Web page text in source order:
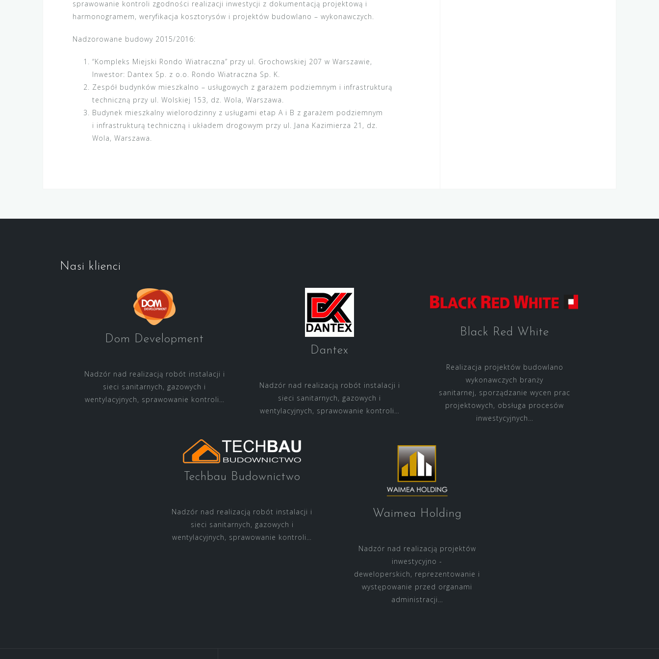
sprawowanie kontroli zgodności realizacji inwestycji z dokumentacją projektową i
harmonogramem, weryfikacja kosztorysów i projektów budowlano – wykonawczych.
Nadzorowane budowy 2015/2016:
“Kompleks Miejski Rondo Wiatraczna” przy ul. Grochowskiej 207 w Warszawie,
Inwestor: Dantex Sp. z o.o. Rondo Wiatraczna Sp. K.
Zespół budynków mieszkalno – usługowych z garażem podziemnym i infrastrukturą
techniczną przy ul. Wolskiej 153, dz. Wola, Warszawa.
Budynek mieszkalny wielorodzinny z usługami etap A i B z garażem podziemnym
i infrastrukturą techniczną i układem drogowym przy ul. Jana Kazimierza 21, dz.
Wola, Warszawa.
Nasi klienci
Dom Development
Nadzór nad realizacją robót instalacji i
sieci sanitarnych, gazowych i
wentylacyjnych, sprawowanie kontroli…
Dantex
Nadzór nad realizacją robót instalacji i
sieci sanitarnych, gazowych i
wentylacyjnych, sprawowanie kontroli…
Black Red White
Realizacja projektów budowlano
wykonawczych branży
sanitarnej, sporządzanie wycen prac
projektowych, obsługa procesów
inwestycyjnych…
Techbau Budownictwo
Nadzór nad realizacją robót instalacji i
sieci sanitarnych, gazowych i
wentylacyjnych, sprawowanie kontroli…
Waimea Holding
Nadzór nad realizacją projektów
inwestycyjno -
deweloperskich, reprezentowanie i
występowanie przed organami
administracji…